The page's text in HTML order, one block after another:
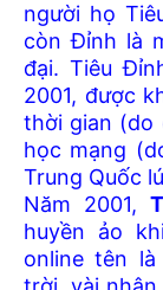
người họ
còn Đỉnh là
đại. Tiêu
2001, được
thời gian (do
học mạng
Trung Quốc
Năm 2001,
huyền ảo
online tên